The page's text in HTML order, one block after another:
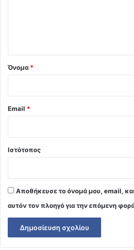
Όνομα *
Email *
Ιστότοπος
Αποθήκευσε το όνομά μου, email,
αυτόν τον πλοηγό για την επόμενη